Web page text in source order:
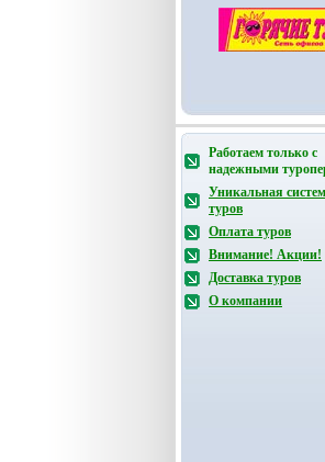
Работаем только с
надежными
Уникальная
туров
Оплата туров
Внимание! Акции!
Доставка туров
О компании